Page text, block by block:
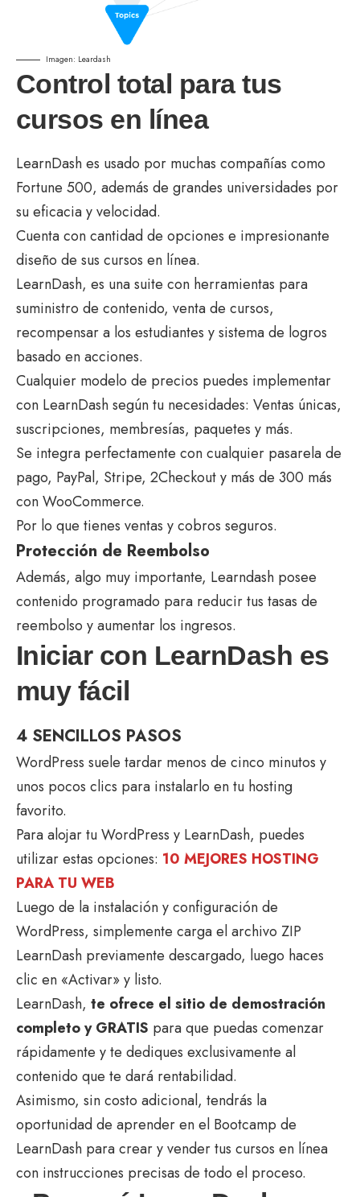
Imagen: Leardash
Control total para tus
cursos en línea
LearnDash es usado por muchas compañías como
Fortune 500, además de grandes universidades por
su eficacia y velocidad.
Cuenta con cantidad de opciones e impresionante
diseño de sus cursos en línea.
LearnDash, es una suite con herramientas para
suministro de contenido, venta de cursos,
recompensar a los estudiantes y sistema de logros
basado en acciones.
Cualquier modelo de precios puedes implementar
con LearnDash según tu necesidades: Ventas únicas,
suscripciones, membresías, paquetes y más.
Se integra perfectamente con cualquier pasarela de
pago, PayPal, Stripe, 2Checkout y más de 300 más
con WooCommerce.
Por lo que tienes ventas y cobros seguros.
Protección de Reembolso
Además, algo muy importante, Learndash posee
contenido programado para reducir tus tasas de
reembolso y aumentar los ingresos.
Iniciar con LearnDash es
muy fácil
4 SENCILLOS PASOS
WordPress suele tardar menos de cinco minutos y
unos pocos clics para instalarlo en tu hosting
favorito.
Para alojar tu WordPress y LearnDash, puedes
utilizar estas opciones: 10 MEJORES HOSTING
PARA TU WEB
Luego de la instalación y configuración de
WordPress, simplemente carga el archivo ZIP
LearnDash previamente descargado, luego haces
clic en «Activar» y listo.
LearnDash, te ofrece el sitio de demostración
completo y GRATIS para que puedas comenzar
rápidamente y te dediques exclusivamente al
contenido que te dará rentabilidad.
Asimismo, sin costo adicional, tendrás la
oportunidad de aprender en el Bootcamp de
LearnDash para crear y vender tus cursos en línea
con instrucciones precisas de todo el proceso.